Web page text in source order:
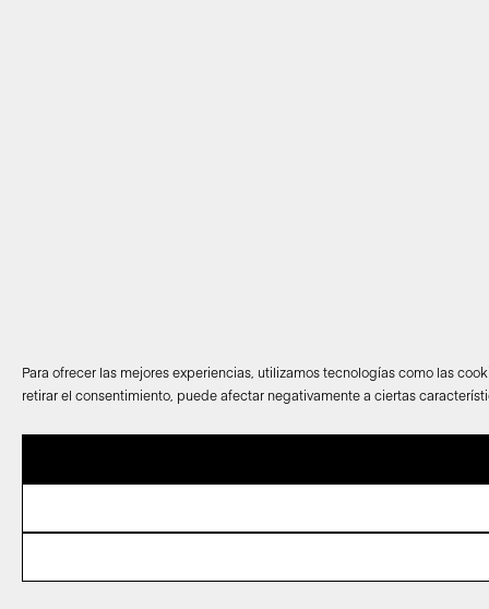
Para ofrecer las mejores experiencias, utilizamos tecnologías como las
retirar el consentimiento, puede afectar negativamente a ciertas